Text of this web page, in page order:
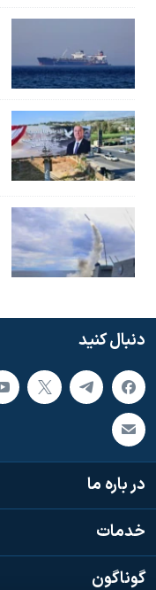
دنبال کنید
در باره ما
خدمات
گوناگون